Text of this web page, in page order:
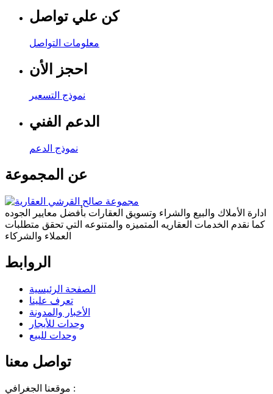
كن علي تواصل
معلومات التواصل
احجز الأن
نموذج التسعير
الدعم الفني
نموذج الدعم
عن المجموعة
ادارة الأملاك والبيع والشراء وتسويق العقارات بأفضل معايير الجوده
كما نقدم الخدمات العقاريه المتميزه والمتنوعه التي تحقق متطلبات
العملاء والشركاء
الروابط
الصفحة الرئيسية
تعرف علينا
الأخبار والمدونة
وحدات للأيجار
وحدات للبيع
تواصل معنا
موقعنا الجغرافي :